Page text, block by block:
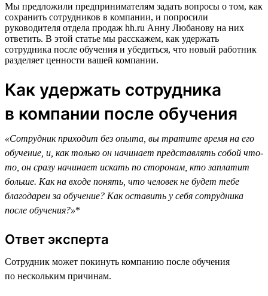
Мы предложили предпринимателям задать вопросы о том, как
сохранить сотрудников в компании, и попросили
руководителя отдела продаж hh.ru Анну Любанову на них
ответить. В этой статье мы расскажем, как удержать
сотрудника после обучения и убедиться, что новый работник
разделяет ценности вашей компании.
Как удержать сотрудника
в компании после обучения
«Сотрудник приходит без опыта, вы тратите время на его
обучение, и, как только он начинает представлять собой что-
то, он сразу начинает искать по сторонам, кто заплатит
больше. Как на входе понять, что человек не будет тебе
благодарен за обучение? Как оставить у себя сотрудника
после обучения?»*
Ответ эксперта
Сотрудник может покинуть компанию после обучения
по нескольким причинам.